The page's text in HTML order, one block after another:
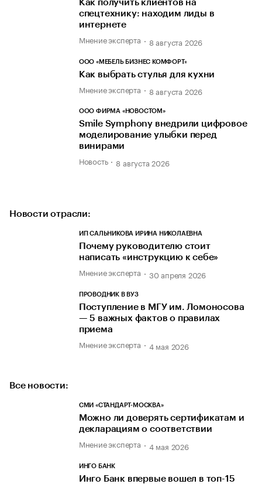
Как получить клиентов на
спецтехнику: находим лиды в
интернете
Мнение эксперта 8 августа 2026
ООО «МЕБЕЛЬ БИЗНЕС КОМФОРТ»
Как выбрать стулья для кухни
Мнение эксперта 8 августа 2026
ООО ФИРМА «НОВОСТОМ»
Smile Symphony внедрили цифровое
моделирование улыбки перед
винирами
Новость 8 августа 2026
Новости отрасли:
ИП САЛЬНИКОВА ИРИНА НИКОЛАЕВНА
Почему руководителю стоит
написать «инструкцию к себе»
Мнение эксперта 30 апреля 2026
ПРОВОДНИК В ВУЗ
Поступление в МГУ им. Ломоносова
— 5 важных фактов о правилах
приема
Мнение эксперта 4 мая 2026
Все новости:
СМИ «СТАНДАРТ-МОСКВА»
Можно ли доверять сертификатам и
декларациям о соответствии
Мнение эксперта 4 мая 2026
ИНГО БАНК
Инго Банк впервые вошел в топ-15